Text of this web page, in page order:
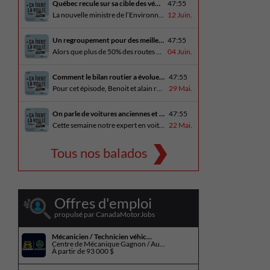
Québec recule sur sa cible des véhicules électriques
47:55
12 Juin.
Un regroupement pour des meilleures routes au Québec 47:55
04 Juin.
Comment le bilan routier a évoluer depuis 1973 47:55
29 Mai.
On parle de voitures anciennes et du nouveau Kia Seltos 2027 47:55
22 Mai.
Tous nos balados
Offres d'emploi
propulsé par CanadaMotorJobs
Mécanicien / Technicien véhic...
Centre de Mécanique Gagnon / Au...
À partir de 93 000 $